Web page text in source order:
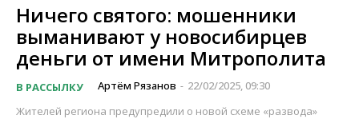
Ничего святого: мошенники
выманивают у новосибирцев
деньги от имени Митрополита
В РАССЫЛКУ Артём Рязанов - 22/02/2025, 09:30
Жителей региона предупредили о новой схеме «развода»